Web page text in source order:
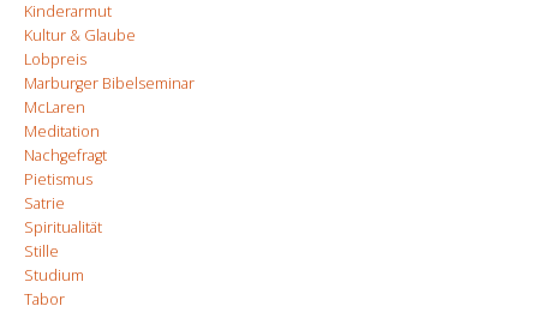
Kinderarmut
Kultur & Glaube
Lobpreis
Marburger Bibelseminar
McLaren
Meditation
Nachgefragt
Pietismus
Satrie
Spiritualität
Stille
Studium
Tabor